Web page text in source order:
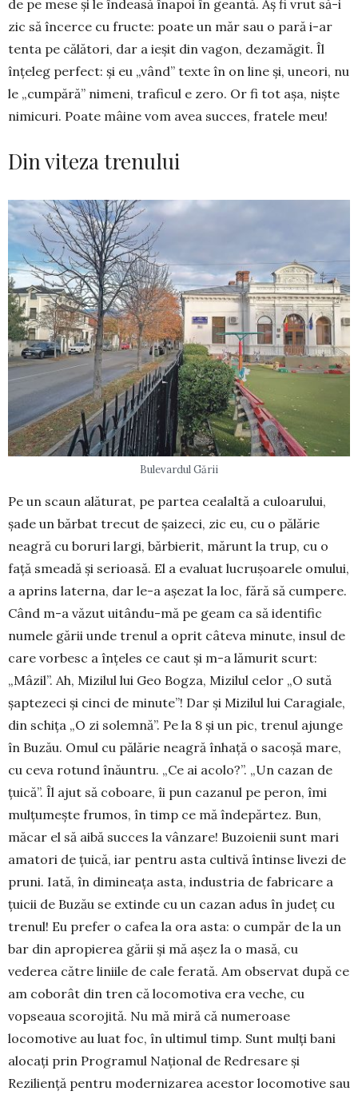
de pe mese și le îndeasă înapoi în geantă. Aș fi vrut să-i
zic să încerce cu fructe: poate un măr sau o pară i-ar
tenta pe călători, dar a ieșit din vagon, dezamăgit. Îl
înțeleg perfect: și eu „vând” texte în on line și, uneori, nu
le „cumpără” nimeni, traficul e zero. Or fi tot așa, niște
nimicuri. Poate mâine vom avea succes, fratele meu!
Din viteza trenului
Bulevardul Gării
Pe un scaun alăturat, pe partea cealaltă a culoa­rului,
șade un bărbat trecut de șaizeci, zic eu, cu o pălărie
neagră cu boruri largi, bărbierit, mărunt la trup, cu o
față smeadă și serioasă. El a evaluat lu­cru­șoarele omului,
a aprins laterna, dar le-a așezat la loc, fără să cumpere.
Când m-a văzut uitându-mă pe geam ca să identific
numele gării unde trenul a oprit câteva minute, insul de
care vorbesc a înțeles ce caut și m-a lămurit scurt:
„Mâzil”. Ah, Mizilul lui Geo Bogza, Mizilul celor „O sută
șaptezeci și cinci de minute”! Dar și Mizilul lui Caragiale,
din schița „O zi solemnă”. Pe la 8 și un pic, trenul ajunge
în Buzău. Omul cu pălărie neagră înhață o sacoșă mare,
cu ceva rotund înăuntru. „Ce ai acolo?”. „Un cazan de
țuică”. Îl ajut să coboare, îi pun cazanul pe peron, îmi
mulțumește frumos, în timp ce mă îndepărtez. Bun,
măcar el să aibă suc­ces la vânzare! Buzoienii sunt mari
amatori de țui­că, iar pentru asta cultivă întinse livezi de
pruni. Iată, în dimineața asta, industria de fabricare a
țuicii de Buzău se extinde cu un cazan adus în județ cu
trenul! Eu prefer o cafea la ora asta: o cumpăr de la un
bar din apropierea gării și mă așez la o masă, cu
vederea către liniile de cale ferată. Am observat după ce
am coborât din tren că locomotiva era ve­che, cu
vopseaua scorojită. Nu mă miră că nume­roa­se
locomotive au luat foc, în ultimul timp. Sunt mulți bani
alocați prin Programul Național de Re­dresare și
Reziliență pentru modernizarea aces­tor locomotive sau